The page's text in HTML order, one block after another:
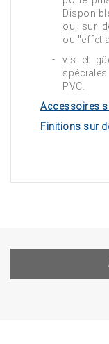
ou, sur
ou "effet
vis et
PVC.
Accessoires
Finitions sur